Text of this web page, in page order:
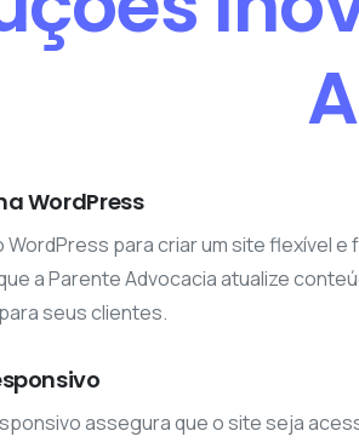
WordPress
WordPress para criar um site flexível e
a Parente Advocacia atualize
seus clientes.
assegura que o site seja